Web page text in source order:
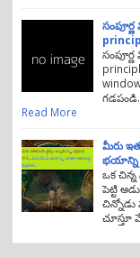
Read More
మీరు
భయాన్ని
ఒక
పెట్టి
చిన్నోడు
చూస్తూ